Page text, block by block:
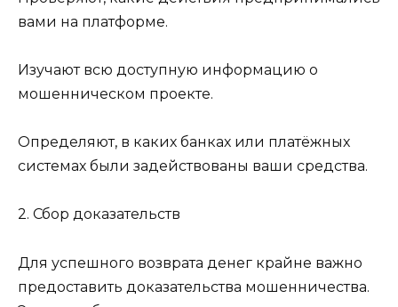
вами на платформе.
Изучают всю доступную информацию о
мошенническом проекте.
Определяют, в каких банках или платёжных
системах были задействованы ваши средства.
2. Сбор доказательств
Для успешного возврата денег крайне важно
предоставить доказательства мошенничества.